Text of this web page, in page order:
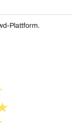
Plattform.